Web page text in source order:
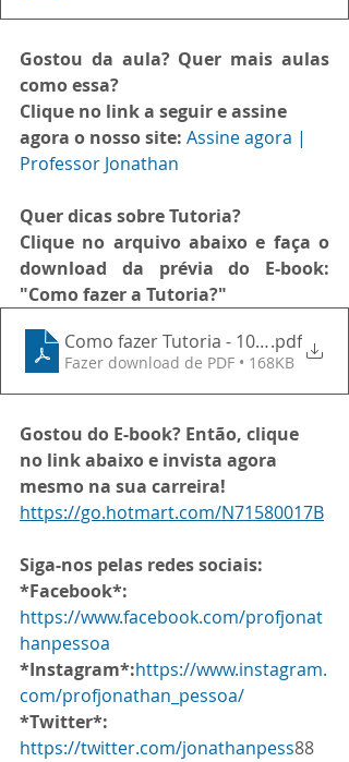
Gostou da aula? Quer mais aulas
como essa?
Clique no link a seguir e assine
agora o nosso site: Assine agora |
Professor Jonathan
Quer dicas sobre Tutoria?
Clique no arquivo abaixo e faça o
download da prévia do E-book:
"Como fazer a Tutoria?"
Como fazer Tutoria - 10 Roteiros
.pdf
Fazer download de PDF • 168KB
Gostou do E-book? Então, clique
no link abaixo e invista agora
mesmo na sua carreira!
https://go.hotmart.com/N71580017B
Siga-nos pelas redes sociais:
*Facebook*:
https://www.facebook.com/profjonat
hanpessoa
*Instagram*:https://www.instagram.
com/profjonathan_pessoa/
*Twitter*:
https://twitter.com/jonathanpess88